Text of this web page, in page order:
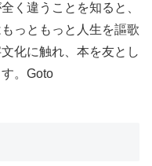
く違うことを知ると、
っともっと人生を謳歌
化に触れ、本を友とし
。Goto